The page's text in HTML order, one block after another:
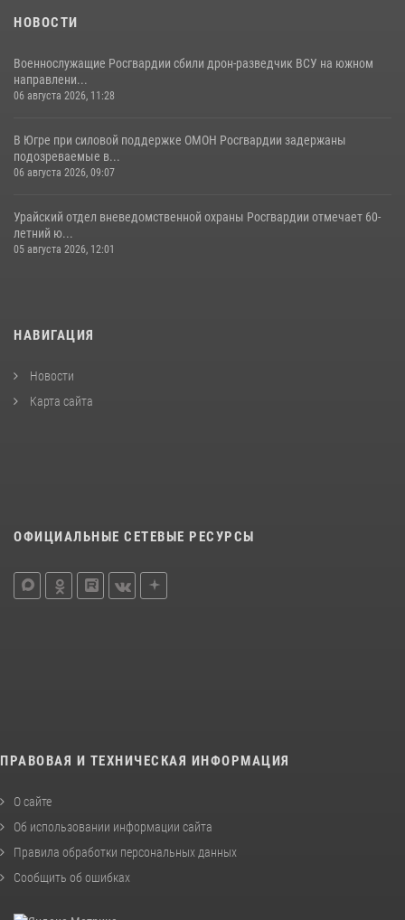
НОВОСТИ
Военнослужащие Росгвардии сбили дрон-разведчик ВСУ на южном
направлени...
06 августа 2026, 11:28
В Югре при силовой поддержке ОМОН Росгвардии задержаны
подозреваемые в...
06 августа 2026, 09:07
Урайский отдел вневедомственной охраны Росгвардии отмечает 60-
летний ю...
05 августа 2026, 12:01
НАВИГАЦИЯ
Новости
Карта сайта
ОФИЦИАЛЬНЫЕ СЕТЕВЫЕ РЕСУРСЫ
ПРАВОВАЯ И ТЕХНИЧЕСКАЯ ИНФОРМАЦИЯ
О сайте
Об использовании информации сайта
Правила обработки персональных данных
Сообщить об ошибках